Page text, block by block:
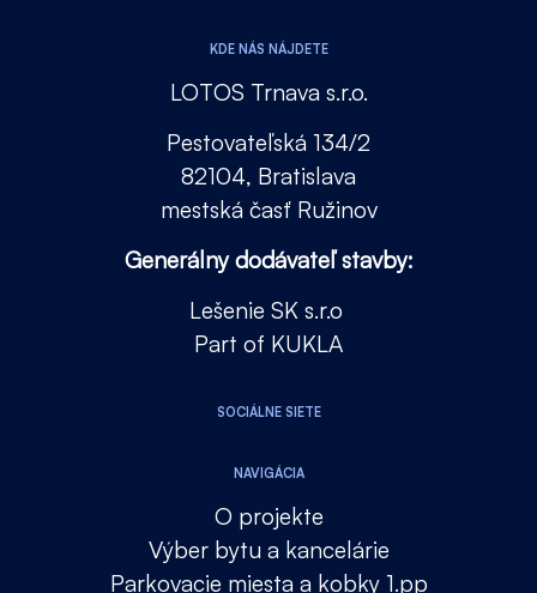
KDE NÁS NÁJDETE
LOTOS Trnava s.r.o.
Pestovateľská 134/2
82104, Bratislava
mestská časť Ružinov
Generálny dodávateľ stavby:
Lešenie SK s.r.o
Part of KUKLA
SOCIÁLNE SIETE
NAVIGÁCIA
O projekte
Výber bytu a kancelárie
Parkovacie miesta a kobky 1.pp